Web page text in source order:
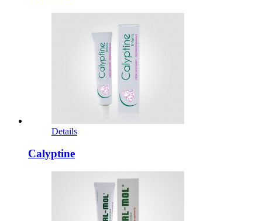
Details
Calyptine